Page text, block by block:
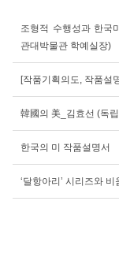
조형적 수행성과 한국
관대박물관 학예실장)
[작품기획의도, 작품설
韓國의 美_김효선 (독
한국의 미 작품설명서
‘달항아리’ 시리즈와